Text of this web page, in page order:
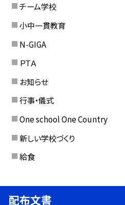
チーム学校
小中一貫教育
N-GIGA
ＰＴＡ
お知らせ
行事・儀式
One school One Country
新しい学校づくり
給食
配布文書